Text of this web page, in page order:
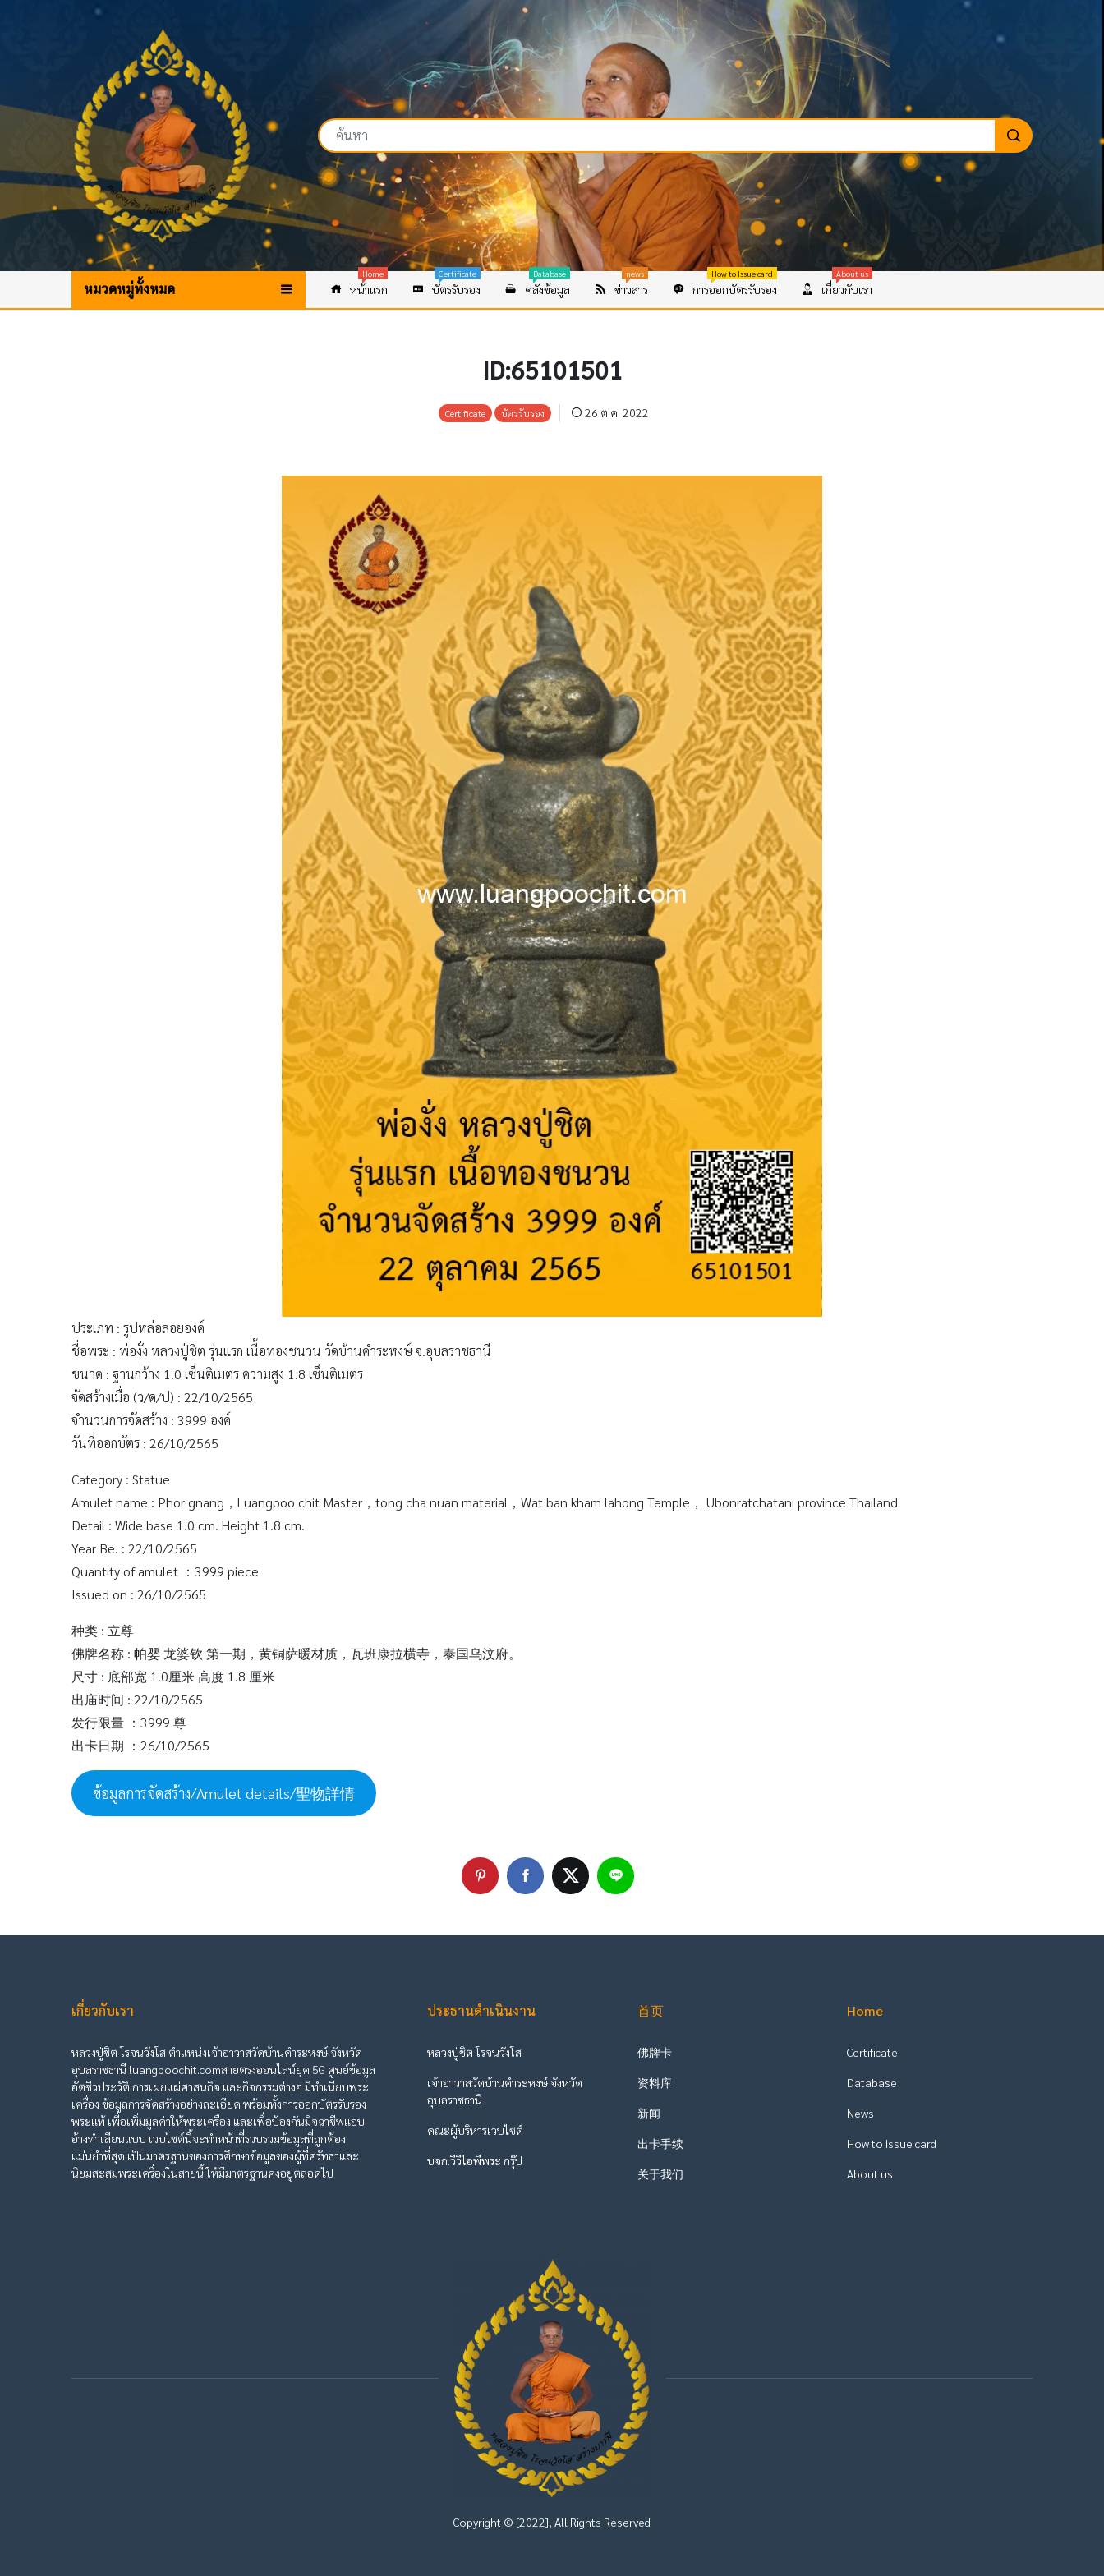
หมวดหมู่ทั้งหมด หน้าแรก
Home
บัตรรับรอง
Certificate
คลังข้อมูล
Database
ข่าวสาร
news
การออกบัตรรับรอง
How to Issue card
เกี่ยวกับเรา
About us
ID:65101501
Certificate บัตรรับรอง 26 ต.ค. 2022
ประเภท : รูปหล่อลอยองค์
ชื่อพระ : พ่องั่ง หลวงปู่ชิต รุ่นแรก เนื้อทองชนวน วัดบ้านคำระหงษ์ จ.อุบลราชธานี
ขนาด : ฐานกว้าง 1.0 เซ็นติเมตร ความสูง 1.8 เซ็นติเมตร
จัดสร้างเมื่อ (ว/ด/ป) : 22/10/2565
จำนวนการจัดสร้าง : 3999 องค์
วันที่ออกบัตร : 26/10/2565
Category : Statue
Amulet name : Phor gnang，Luangpoo chit Master，tong cha nuan material，Wat ban kham lahong Temple， Ubonratchatani province Thailand
Detail : Wide base 1.0 cm. Height 1.8 cm.
Year Be. : 22/10/2565
Quantity of amulet ：3999 piece
Issued on : 26/10/2565
种类 : 立尊
佛牌名称 : 帕婴 龙婆钦 第一期，黄铜萨暖材质，瓦班康拉横寺，泰国乌汶府。
尺寸 : 底部宽 1.0厘米 高度 1.8 厘米
出庙时间 : 22/10/2565
发行限量 ：3999 尊
出卡日期 ：26/10/2565
ข้อมูลการจัดสร้าง/Amulet details/聖物詳情
เกี่ยวกับเรา
หลวงปู่ชิต โรจนวังโส ตำแหน่งเจ้าอาวาสวัดบ้านคำระหงษ์ จังหวัด
อุบลราชธานี luangpoochit.comสายตรงออนไลน์ยุค 5G ศูนย์ข้อมูล
อัตชีวประวัติ การเผยแผ่ศาสนกิจ และกิจกรรมต่างๆ มีทำเนียบพระ
เครื่อง ข้อมูลการจัดสร้างอย่างละเอียด พร้อมทั้งการออกบัตรรับรอง
พระแท้ เพื่อเพิ่มมูลค่าให้พระเครื่อง และเพื่อป้องกันมิจฉาชีพแอบ
อ้างทำเลียนแบบ เวบไซต์นี้จะทำหน้าที่รวบรวมข้อมูลที่ถูกต้อง
แม่นยำที่สุด เป็นมาตรฐานของการศึกษาข้อมูลของผู้ที่ศรัทธาและ
นิยมสะสมพระเครื่องในสายนี้ ให้มีมาตรฐานคงอยู่ตลอดไป
ประธานดำเนินงาน
หลวงปู่ชิต โรจนวังโส
เจ้าอาวาสวัดบ้านคำระหงษ์ จังหวัด
อุบลราชธานี
คณะผู้บริหารเวบไซต์
บจก.วีวีไอพีพระ กรุ๊ป
首页
佛牌卡
资料库
新闻
出卡手续
关于我们
Home
Certificate
Database
News
How to Issue card
About us
Copyright © [2022], All Rights Reserved